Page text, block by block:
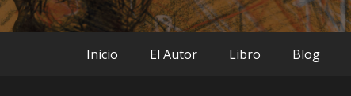
Inicio El Autor Libro Blog